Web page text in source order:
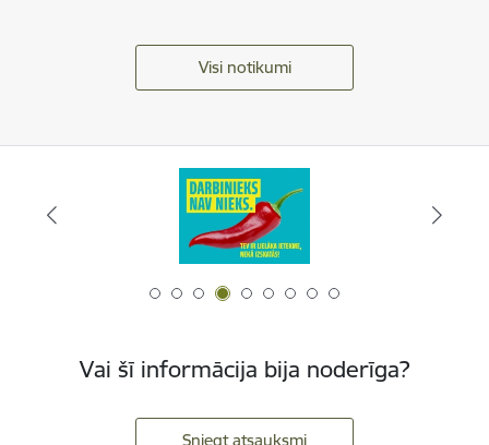
Visi notikumi
Vai šī informācija bija noderīga?
Sniegt atsauksmi